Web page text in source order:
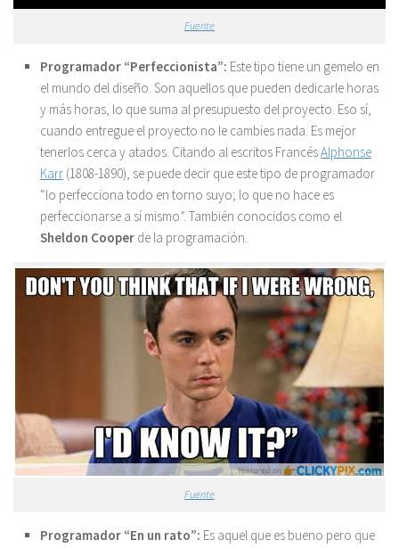
Fuente
Programador “Perfeccionista”: Este tipo tiene un gemelo en
el mundo del diseño. Son aquellos que pueden dedicarle horas
y más horas, lo que suma al presupuesto del proyecto. Eso sí,
cuando entregue el proyecto no le cambies nada. Es mejor
tenerlos cerca y atados. Citando al escritos FrancésAlphonse
Karr (1808-1890), se puede decir que este tipo de programador
“lo perfecciona todo en torno suyo; lo que no hace es
perfeccionarse a sí mismo”. También conocidos como el
Sheldon Cooper de la programación.
Fuente
Programador “En un rato”: Es aquel que es bueno pero que